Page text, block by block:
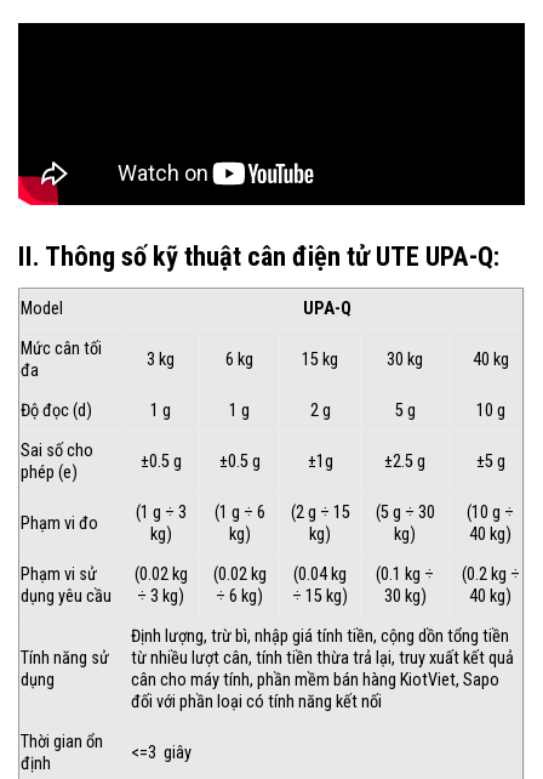
II. Thông số kỹ thuật cân điện tử UTE UPA-Q:
Model
UPA-Q
Mức cân tối
đa
3 kg 6 kg 15 kg 30 kg 40 kg
Độ đọc (d) 1 g 1 g 2 g 5 g
10 g
Sai số cho
phép (e)
±0.5 g ±0.5 g ±1g ±2.5 g ±5 g
Phạm vi đo
(1 g ÷ 3
kg)
(1 g ÷ 6
kg)
(2 g ÷ 15
kg)
(5 g ÷ 30
kg)
(10 g ÷
40 kg)
Phạm vi sử
dụng yêu cầu
(0.02 kg
÷ 3 kg)
(0.02 kg
÷ 6 kg)
(0.04 kg
÷ 15 kg)
(0.1 kg ÷
30 kg)
(0.2 kg ÷
40 kg)
Tính năng sử
dụng
Định lượng, trừ bì, nhập giá tính tiền, cộng dồn tổng tiền
từ nhiều lượt cân, tính tiền thừa trả lại, truy xuất kết quả
cân cho máy tính, phần mềm bán hàng KiotViet, Sapo
đối với phần loại có tính năng kết nối
Thời gian ổn
định
<=3 giây